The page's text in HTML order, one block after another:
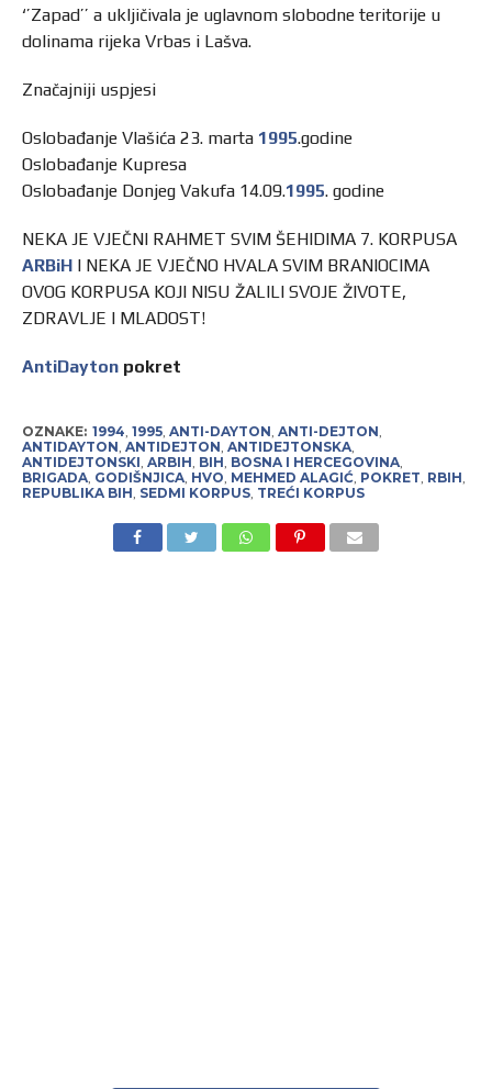
‘’Zapad’’ a ukljičivala je uglavnom slobodne teritorije u
dolinama rijeka Vrbas i Lašva.
Značajniji uspjesi
Oslobađanje Vlašića 23. marta 1995.godine
Oslobađanje Kupresa
Oslobađanje Donjeg Vakufa 14.09.1995. godine
NEKA JE VJEČNI RAHMET SVIM ŠEHIDIMA 7. KORPUSA
ARBiHI NEKA JE VJEČNO HVALA SVIM BRANIOCIMA
OVOG KORPUSA KOJI NISU ŽALILI SVOJE ŽIVOTE,
ZDRAVLJE I MLADOST!
AntiDaytonpokret
OZNAKE: 1994, 1995, ANTI-DAYTON, ANTI-DEJTON,
ANTIDAYTON, ANTIDEJTON, ANTIDEJTONSKA,
ANTIDEJTONSKI, ARBIH, BIH, BOSNA I HERCEGOVINA,
BRIGADA, GODIŠNJICA, HVO, MEHMED ALAGIĆ, POKRET, RBIH,
REPUBLIKA BIH, SEDMI KORPUS, TREĆI KORPUS